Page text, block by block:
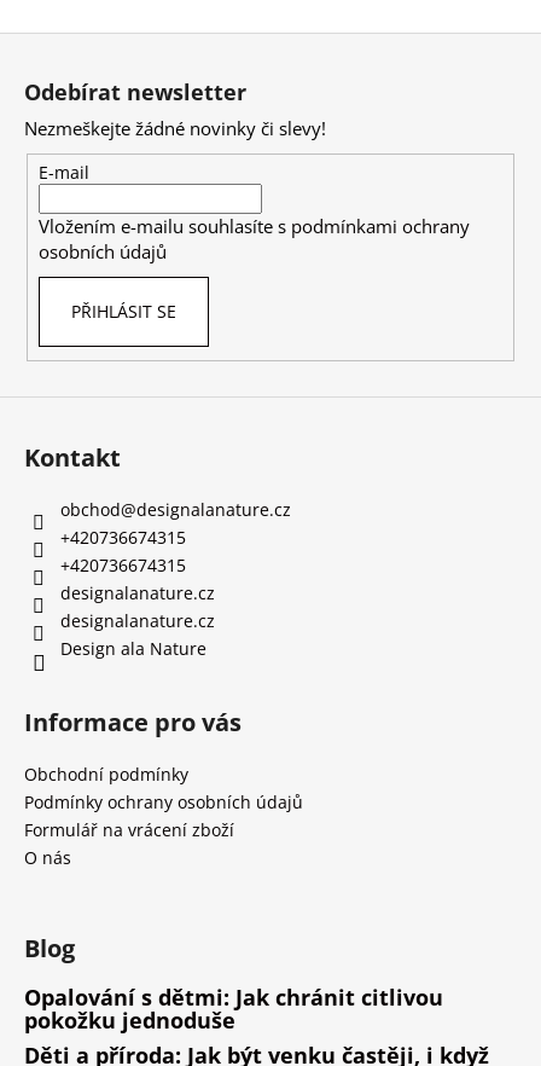
Odebírat newsletter
Nezmeškejte žádné novinky či slevy!
E-mail
Vložením e-mailu souhlasíte s podmínkami ochrany
osobních údajů
PŘIHLÁSIT SE
Kontakt
obchod@designalanature.cz
+420736674315
+420736674315
designalanature.cz
designalanature.cz
Design ala Nature
Informace pro vás
Obchodní podmínky
Podmínky ochrany osobních údajů
Formulář na vrácení zboží
O nás
Blog
Opalování s dětmi: Jak chránit citlivou
pokožku jednoduše
Děti a příroda: Jak být venku častěji, i když